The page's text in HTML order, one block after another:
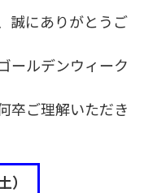
誠にありがとうご
ールデンウィーク
卒ご理解いただき